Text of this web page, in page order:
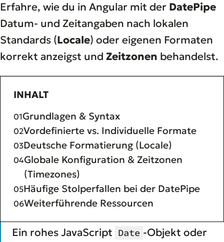
04Leistungen
05Docs
06Tools
Welten
Erfahre, wie du in Angular mit der DatePipe
Datum- und Zeitangaben nach lokalen
Standards (Locale) oder eigenen Formaten
korrekt anzeigst und Zeitzonen behandelst.
INHALT
Grundlagen & Syntax
Vordefinierte vs. Individuelle Formate
Deutsche Formatierung (Locale)
Globale Konfiguration & Zeitzonen
(Timezones)
Häufige Stolperfallen bei der DatePipe
Weiterführende Ressourcen
Ein rohes JavaScript Date -Objekt oder